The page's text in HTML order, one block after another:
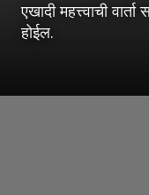
एखादी महत्त्वाची
होईल.